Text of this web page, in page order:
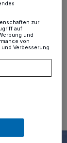
ab 11.11 Uhr
Orga-
KG) verlost
nach Prag.
zur
auf
und
von
Verbesserung